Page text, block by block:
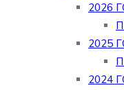
2026
2025
2024